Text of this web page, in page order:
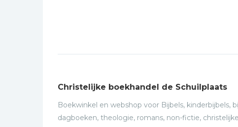
Christelijke boekhandel de Schuilplaats
Boekwinkel en webshop voor Bijbels, kinderbijbels,
dagboeken, theologie, romans, non-fictie, christelijke